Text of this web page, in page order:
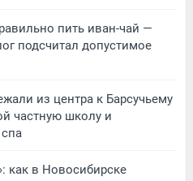
пить иван-чай —
подсчитал допустимое
из центра к Барсучьему
частную школу и
как в Новосибирске